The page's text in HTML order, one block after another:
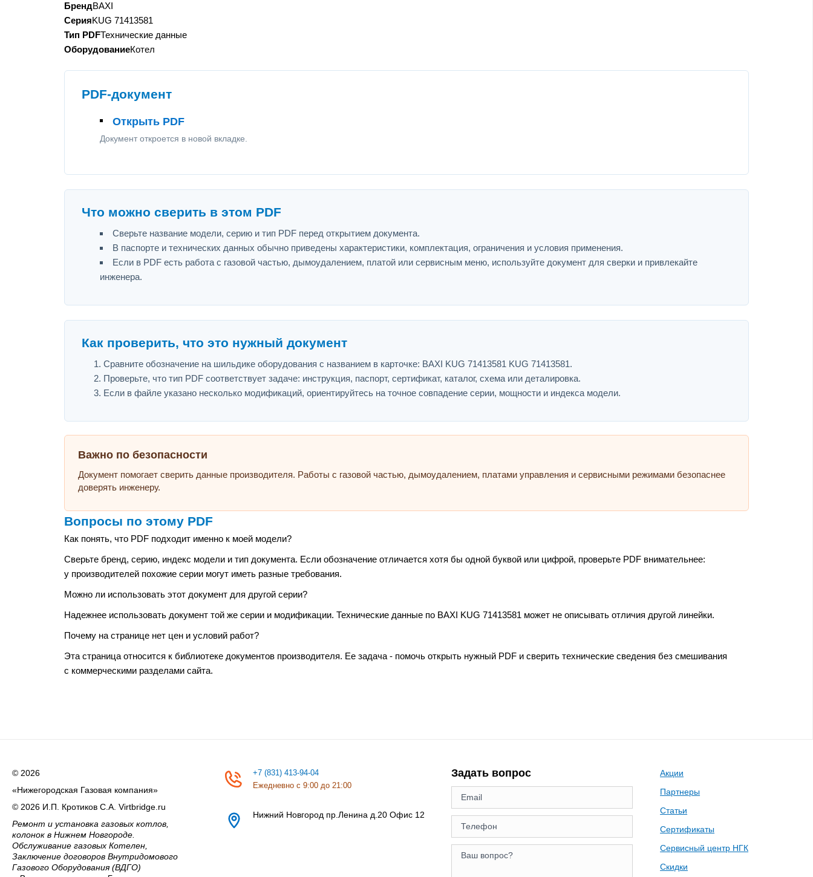
БрендBAXI
СерияKUG 71413581
Тип PDFТехнические данные
ОборудованиеКотел
PDF-документ
Открыть PDF
Документ откроется в новой вкладке.
Что можно сверить в этом PDF
Сверьте название модели, серию и тип PDF перед открытием документа.
В паспорте и технических данных обычно приведены характеристики, комплектация, ограничения и условия применения.
Если в PDF есть работа с газовой частью, дымоудалением, платой или сервисным меню, используйте документ для сверки и привлекайте
инженера.
Как проверить, что это нужный документ
Сравните обозначение на шильдике оборудования с названием в карточке: BAXI KUG 71413581 KUG 71413581.
Проверьте, что тип PDF соответствует задаче: инструкция, паспорт, сертификат, каталог, схема или деталировка.
Если в файле указано несколько модификаций, ориентируйтесь на точное совпадение серии, мощности и индекса модели.
Важно по безопасности
Документ помогает сверить данные производителя. Работы с газовой частью, дымоудалением, платами управления и сервисными режимами безопаснее
доверять инженеру.
Вопросы по этому PDF
Как понять, что PDF подходит именно к моей модели?
Сверьте бренд, серию, индекс модели и тип документа. Если обозначение отличается хотя бы одной буквой или цифрой, проверьте PDF внимательнее:
у производителей похожие серии могут иметь разные требования.
Можно ли использовать этот документ для другой серии?
Надежнее использовать документ той же серии и модификации. Технические данные по BAXI KUG 71413581 может не описывать отличия другой линейки.
Почему на странице нет цен и условий работ?
Эта страница относится к библиотеке документов производителя. Ее задача - помочь открыть нужный PDF и сверить технические сведения без смешивания
с коммерческими разделами сайта.
© 2026
«Нижегородская Газовая компания»
© 2026 И.П. Кротиков С.А. Virtbridge.ru
Ремонт и установка газовых котлов,
колонок в Нижнем Новгороде.
Обслуживание газовых Котелен,
Заключение договоров Внутридомового
Газового Оборудования (ВДГО)
+7 (831) 413-94-04
Ежедневно с 9:00 до 21:00
Нижний Новгород пр.Ленина д.20 Офис 12
Задать вопрос
Акции
Партнеры
Статьи
Сертификаты
Сервисный центр НГК
Скидки